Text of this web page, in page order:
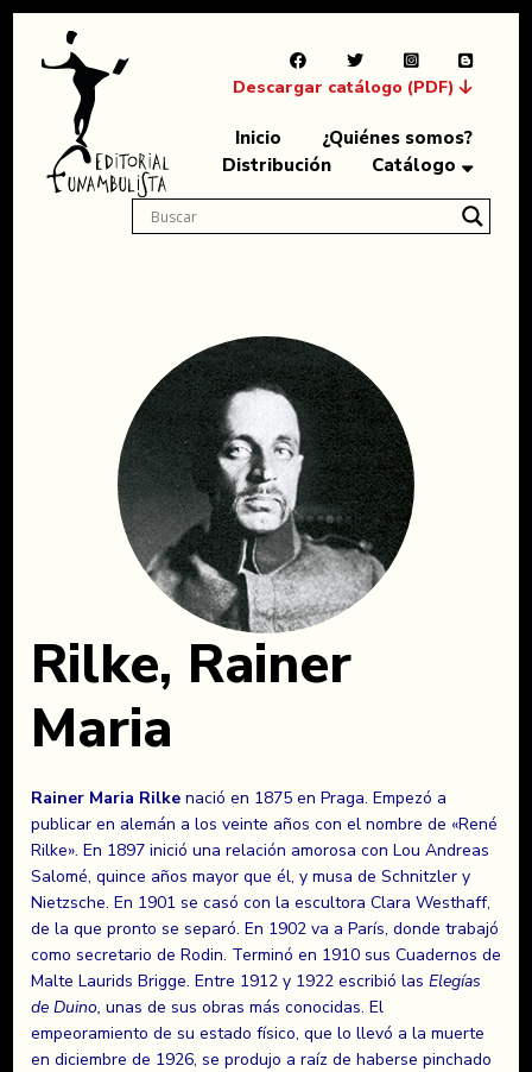
Descargar catálogo (PDF)
Inicio
¿Quiénes somos?
Distribución
Catálogo
Rilke, Rainer
Maria
Rainer Maria Rilke nació en 1875 en Praga. Empezó a
publicar en alemán a los veinte años con el nombre de «René
Rilke». En 1897 inició una relación amorosa con Lou Andreas
Salomé, quince años mayor que él, y musa de Schnitzler y
Nietzsche. En 1901 se casó con la escultora Clara Westhaff,
de la que pronto se separó. En 1902 va a París, donde trabajó
como secretario de Rodin. Terminó en 1910 sus Cuadernos de
Malte Laurids Brigge. Entre 1912 y 1922 escribió las Elegías
de Duino, unas de sus obras más conocidas. El
empeoramiento de su estado físico, que lo llevó a la muerte
en diciembre de 1926, se produjo a raíz de haberse pinchado